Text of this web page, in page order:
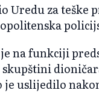
Uredu za
na funkciji
je uslijedilo